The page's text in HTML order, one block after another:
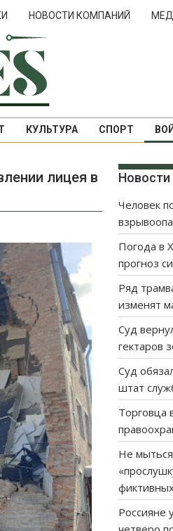
НОВОСТИ КОМПАНИЙ
КУЛЬТУРА СПОРТ
лицея в
Новости
Человек
Погода в
прогноз
Ряд
изменят
Суд
гектаров
Суд
штат
Торговца
Не
Россияне